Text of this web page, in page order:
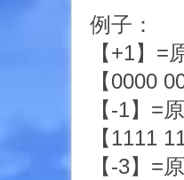
例子：
【+1】
【0000
【-1】=
【1111
【-3】=